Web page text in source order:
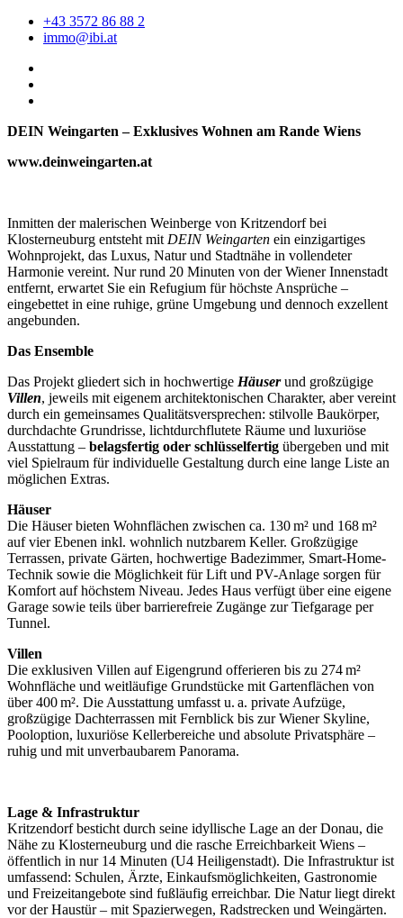
+43 3572 86 88 2
immo@ibi.at
DEIN Weingarten – Exklusives Wohnen am Rande Wiens
www.deinweingarten.at
Inmitten der malerischen Weinberge von Kritzendorf bei
Klosterneuburg entsteht mit DEIN Weingarten ein einzigartiges
Wohnprojekt, das Luxus, Natur und Stadtnähe in vollendeter
Harmonie vereint. Nur rund 20 Minuten von der Wiener Innenstadt
entfernt, erwartet Sie ein Refugium für höchste Ansprüche –
eingebettet in eine ruhige, grüne Umgebung und dennoch exzellent
angebunden.
Das Ensemble
Das Projekt gliedert sich in hochwertige Häuser und großzügige
Villen, jeweils mit eigenem architektonischen Charakter, aber vereint
durch ein gemeinsames Qualitätsversprechen: stilvolle Baukörper,
durchdachte Grundrisse, lichtdurchflutete Räume und luxuriöse
Ausstattung – belagsfertig oder schlüsselfertig übergeben und mit
viel Spielraum für individuelle Gestaltung durch eine lange Liste an
möglichen Extras.
Häuser
Die Häuser bieten Wohnflächen zwischen ca. 130 m² und 168 m²
auf vier Ebenen inkl. wohnlich nutzbarem Keller. Großzügige
Terrassen, private Gärten, hochwertige Badezimmer, Smart-Home-
Technik sowie die Möglichkeit für Lift und PV-Anlage sorgen für
Komfort auf höchstem Niveau. Jedes Haus verfügt über eine eigene
Garage sowie teils über barrierefreie Zugänge zur Tiefgarage per
Tunnel.
Villen
Die exklusiven Villen auf Eigengrund offerieren bis zu 274 m²
Wohnfläche und weitläufige Grundstücke mit Gartenflächen von
über 400 m². Die Ausstattung umfasst u. a. private Aufzüge,
großzügige Dachterrassen mit Fernblick bis zur Wiener Skyline,
Pooloption, luxuriöse Kellerbereiche und absolute Privatsphäre –
ruhig und mit unverbaubarem Panorama.
Lage & Infrastruktur
Kritzendorf besticht durch seine idyllische Lage an der Donau, die
Nähe zu Klosterneuburg und die rasche Erreichbarkeit Wiens –
öffentlich in nur 14 Minuten (U4 Heiligenstadt). Die Infrastruktur ist
umfassend: Schulen, Ärzte, Einkaufsmöglichkeiten, Gastronomie
und Freizeitangebote sind fußläufig erreichbar. Die Natur liegt direkt
vor der Haustür – mit Spazierwegen, Radstrecken und Weingärten.